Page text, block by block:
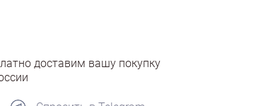
доставим вашу покупку